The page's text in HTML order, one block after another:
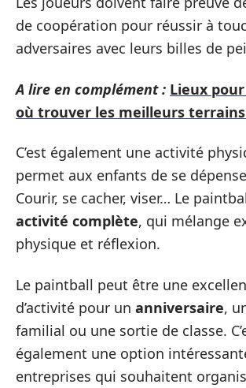
de coopération pour réussir à
adversaires avec leurs billes de
A lire en complément : Lieux
où trouver les meilleurs terrains
C’est également une activité
permet aux enfants de se
Courir, se cacher, viser… Le
activité complète, qui mélange
physique et réflexion.
Le paintball peut être une
d’activité pour un anniversaire,
familial ou une sortie de classe.
également une option
entreprises qui souhaitent